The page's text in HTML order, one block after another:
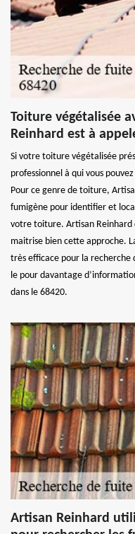
Toiture végétalisée
Reinhard est à
Si votre toiture végétalisée
professionnel à qui vous
Pour ce genre de toiture,
fumigène pour identifier et
votre toiture. Artisan Reinhard
maitrise bien cette approche.
très efficace pour la
le pour davantage
dans le 68420.
Artisan Reinhard